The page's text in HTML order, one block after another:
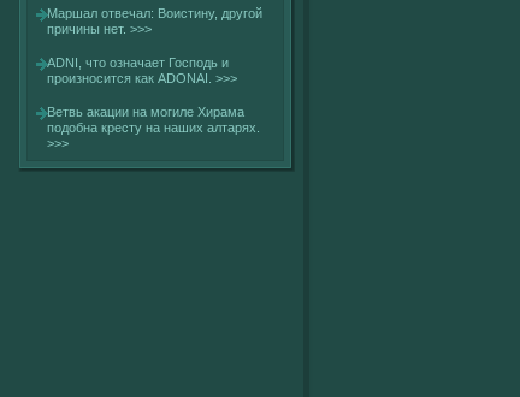
Маршал отвечал: Воистину, другοй
причины нет. >>>
ADNI, что означает Господь и
произносится как ADONAI. >>>
Ветвь акации на могиле Хирама
подобна кресту на наших алтарях.
>>>